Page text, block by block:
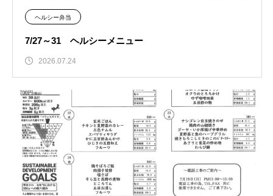
ヘルシー弁当
7/27～31 ヘルシーメニュー
2026.07.24